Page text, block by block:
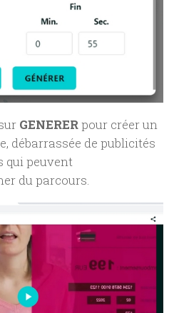
GENERERpour créer un
débarrassée de publicités
qui peuvent
du parcours.